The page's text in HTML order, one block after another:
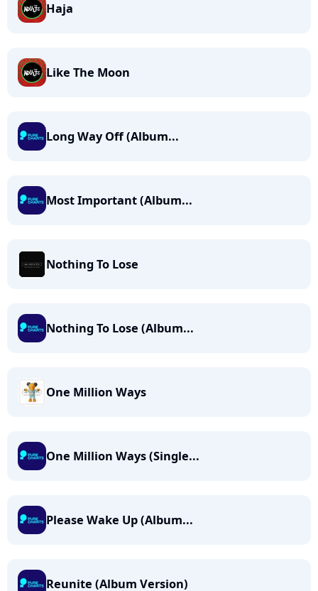
Haja
Like The Moon
Long Way Off (Album...
Most Important (Album...
Nothing To Lose
Nothing To Lose (Album...
One Million Ways
One Million Ways (Single...
Please Wake Up (Album...
Reunite (Album Version)